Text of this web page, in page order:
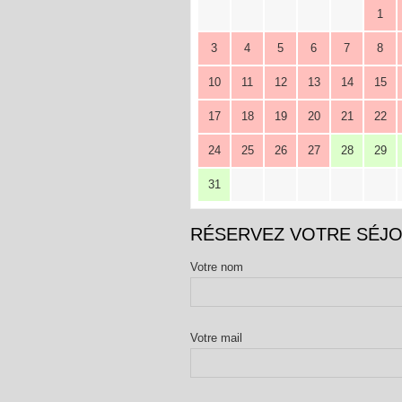
1
3 4 5 6 7 8
10 11 12 13 14 15
17 18 19 20 21 22
24 25 26 27 28 29
31
RÉSERVEZ VOTRE
Votre nom
Votre mail